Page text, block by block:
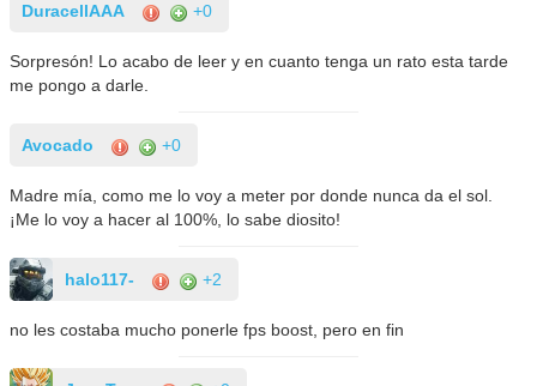
DuracellAAA +0
Sorpresón! Lo acabo de leer y en cuanto tenga un rato esta tarde
me pongo a darle.
Avocado +0
Madre mía, como me lo voy a meter por donde nunca da el sol.
¡Me lo voy a hacer al 100%, lo sabe diosito!
halo117- +2
no les costaba mucho ponerle fps boost, pero en fin